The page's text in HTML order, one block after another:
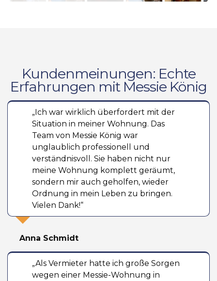
Kundenmeinungen: Echte
Erfahrungen mit Messie König
„Ich war wirklich überfordert mit der
Situation in meiner Wohnung. Das
Team von Messie König war
unglaublich professionell und
verständnisvoll. Sie haben nicht nur
meine Wohnung komplett geräumt,
sondern mir auch geholfen, wieder
Ordnung in mein Leben zu bringen.
Vielen Dank!“
Anna Schmidt
„Als Vermieter hatte ich große Sorgen
wegen einer Messie-Wohnung in